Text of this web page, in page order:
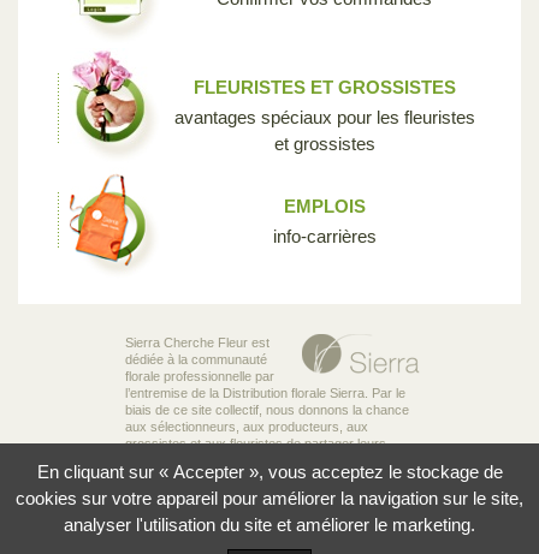
FLEURISTES ET GROSSISTES
avantages spéciaux pour les fleuristes
et grossistes
EMPLOIS
info-carrières
Sierra Cherche Fleur est
dédiée à la communauté
florale professionnelle par
l’entremise de la Distribution florale Sierra. Par le
biais de ce site collectif, nous donnons la chance
aux sélectionneurs, aux producteurs, aux
grossistes et aux fleuristes de partager leurs
incroyable des fleurs qui rend notre industrie si
unique.
© 2026 Sierra Distribution Florale Ltée
En cliquant sur « Accepter », vous acceptez le stockage de
cookies sur votre appareil pour améliorer la navigation sur le site,
analyser l'utilisation du site et améliorer le marketing.